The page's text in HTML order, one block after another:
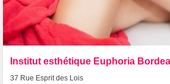
Institut esthétique Euphoria
37 Rue Esprit des Lois